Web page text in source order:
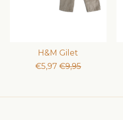
H&M Gilet
€5,97 €9,95